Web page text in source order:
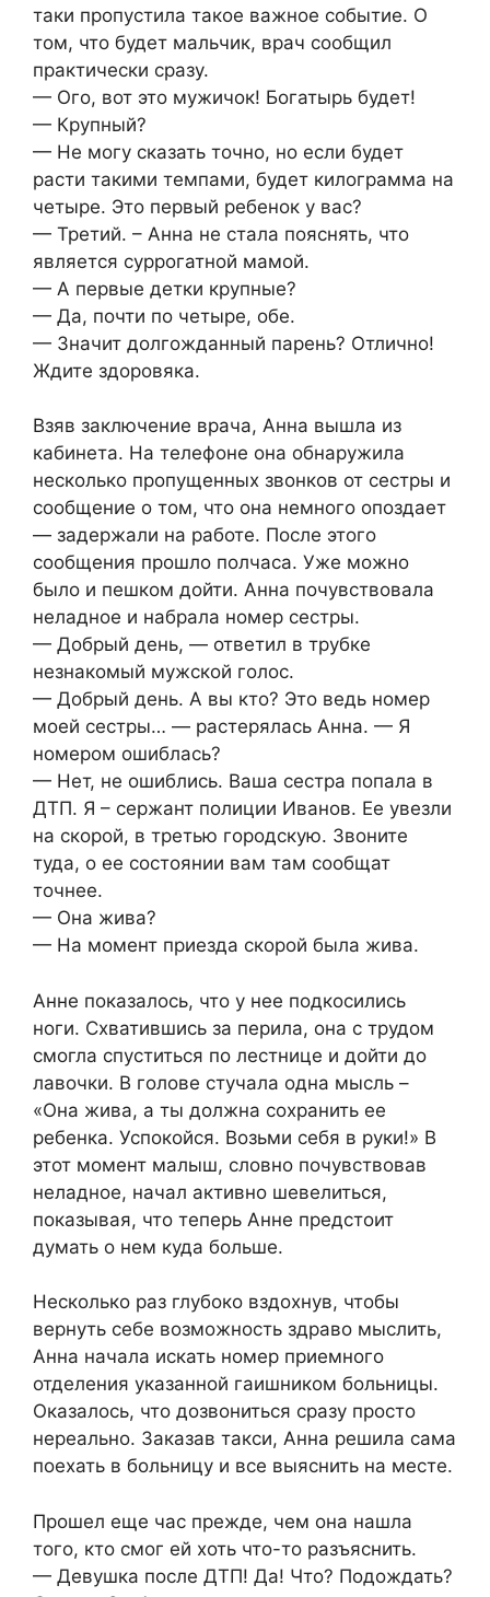
таки пропустила такое важное событие. О
том, что будет мальчик, врач сообщил
практически сразу.
— Ого, вот это мужичок! Богатырь будет!
— Крупный?
— Не могу сказать точно, но если будет
расти такими темпами, будет килограмма на
четыре. Это первый ребенок у вас?
— Третий. – Анна не стала пояснять, что
является суррогатной мамой.
— А первые детки крупные?
— Да, почти по четыре, обе.
— Значит долгожданный парень? Отлично!
Ждите здоровяка.
Взяв заключение врача, Анна вышла из
кабинета. На телефоне она обнаружила
несколько пропущенных звонков от сестры и
сообщение о том, что она немного опоздает
— задержали на работе. После этого
сообщения прошло полчаса. Уже можно
было и пешком дойти. Анна почувствовала
неладное и набрала номер сестры.
— Добрый день, — ответил в трубке
незнакомый мужской голос.
— Добрый день. А вы кто? Это ведь номер
моей сестры… — растерялась Анна. — Я
номером ошиблась?
— Нет, не ошиблись. Ваша сестра попала в
ДТП. Я – сержант полиции Иванов. Ее увезли
на скорой, в третью городскую. Звоните
туда, о ее состоянии вам там сообщат
точнее.
— Она жива?
— На момент приезда скорой была жива.
Анне показалось, что у нее подкосились
ноги. Схватившись за перила, она с трудом
смогла спуститься по лестнице и дойти до
лавочки. В голове стучала одна мысль –
«Она жива, а ты должна сохранить ее
ребенка. Успокойся. Возьми себя в руки!» В
этот момент малыш, словно почувствовав
неладное, начал активно шевелиться,
показывая, что теперь Анне предстоит
думать о нем куда больше.
Несколько раз глубоко вздохнув, чтобы
вернуть себе возможность здраво мыслить,
Анна начала искать номер приемного
отделения указанной гаишником больницы.
Оказалось, что дозвониться сразу просто
нереально. Заказав такси, Анна решила сама
поехать в больницу и все выяснить на месте.
Прошел еще час прежде, чем она нашла
того, кто смог ей хоть что-то разъяснить.
— Девушка после ДТП! Да! Что? Подождать?